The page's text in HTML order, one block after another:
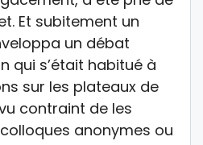
Et subitement un
un débat
qui s’était habitué à
sur les plateaux de
contraint de les
anonymes ou